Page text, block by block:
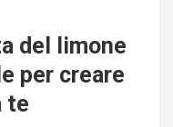
del limone
per creare
te